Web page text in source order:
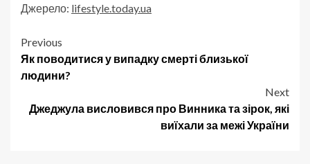
Джерело: lifestyle.today.ua
Post
navigation
Previous
Як поводитися у випадку смерті близької
людини?
Next
Джеджула висловився про Винника та зірок, які
виїхали за межі України